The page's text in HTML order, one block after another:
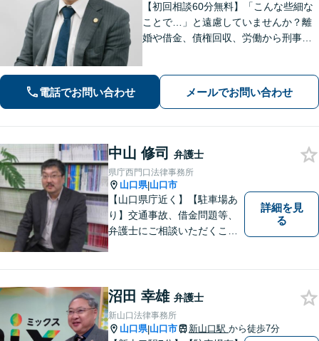
【初回相談60分無料】「こんな些細な
ことで…」と遠慮していませんか？離
婚や借金、債権回収、労働から刑事事
ています。どんな小さなお悩みでも誠
心誠意お伺いいたします。気軽にご相
電話でお問い合わせ メールでお問い合わせ
中山 修司 弁護士
県庁西門口法律事務所
山口県|山口市
【山口県庁近く】【駐車場あ
り】交通事故、借金問題等、
弁護士にご相談いただくこと
る弁護士が、客観的視点から
事案を検討し、最適の解決方
法を探ります。
詳細を見
る
沼田 幸雄 弁護士
新山口法律事務所
山口県|山口市 新山口駅 から徒歩7分